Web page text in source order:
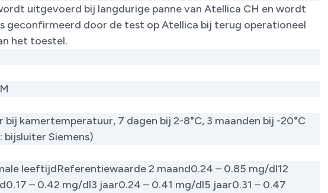
uitgevoerd bij langdurige panne van Atellica CH en wordt
geconfirmeerd door de test op Atellica bij terug operationeel
het toestel.
bij kamertemperatuur, 7 dagen bij 2-8°C, 3 maanden bij -20°C
bijsluiter Siemens)
leeftijdReferentiewaarde 2 maand0.24 – 0.85 mg/dl12
– 0.42 mg/dl3 jaar0.24 – 0.41 mg/dl5 jaar0.31 – 0.47